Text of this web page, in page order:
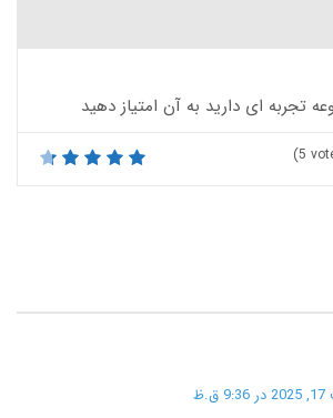
تجربه ای دارید به آن امتیاز دهید
(5